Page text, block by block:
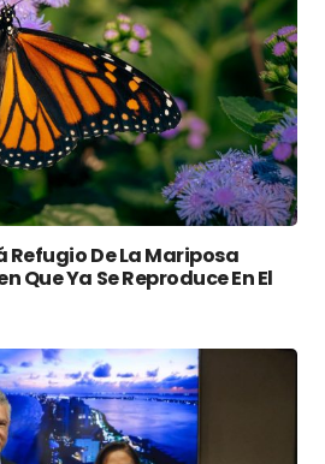
Refugio De La Mariposa
Que Ya Se Reproduce En El